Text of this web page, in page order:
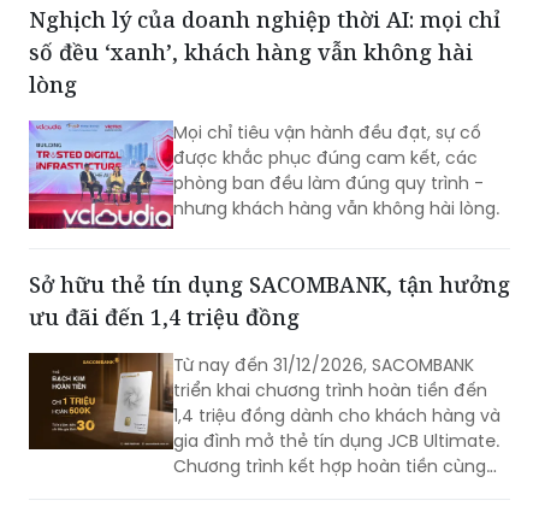
hơn.
Nghịch lý của doanh nghiệp thời AI: mọi chỉ
số đều ‘xanh’, khách hàng vẫn không hài
lòng
Mọi chỉ tiêu vận hành đều đạt, sự cố
được khắc phục đúng cam kết, các
phòng ban đều làm đúng quy trình -
nhưng khách hàng vẫn không hài lòng.
Sở hữu thẻ tín dụng SACOMBANK, tận hưởng
ưu đãi đến 1,4 triệu đồng
Từ nay đến 31/12/2026, SACOMBANK
triển khai chương trình hoàn tiền đến
1,4 triệu đồng dành cho khách hàng và
gia đình mở thẻ tín dụng JCB Ultimate.
Chương trình kết hợp hoàn tiền cùng